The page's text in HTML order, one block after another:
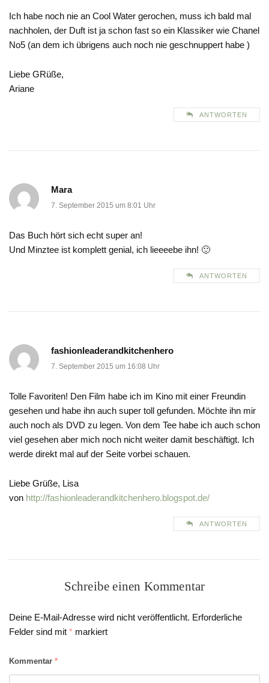
Ich habe noch nie an Cool Water gerochen, muss ich bald mal
nachholen, der Duft ist ja schon fast so ein Klassiker wie Chanel
No5 (an dem ich übrigens auch noch nie geschnuppert habe )
Liebe GRüße,
Ariane
ANTWORTEN
Mara
7. September 2015 um 8:01 Uhr
Das Buch hört sich echt super an!
Und Minztee ist komplett genial, ich lieeeebe ihn! 🙂
ANTWORTEN
fashionleaderandkitchenhero
7. September 2015 um 16:08 Uhr
Tolle Favoriten! Den Film habe ich im Kino mit einer Freundin
gesehen und habe ihn auch super toll gefunden. Möchte ihn mir
auch noch als DVD zu legen. Von dem Tee habe ich auch schon
viel gesehen aber mich noch nicht weiter damit beschäftigt. Ich
werde direkt mal auf der Seite vorbei schauen.
Liebe Grüße, Lisa
von http://fashionleaderandkitchenhero.blogspot.de/
ANTWORTEN
Schreibe einen Kommentar
Deine E-Mail-Adresse wird nicht veröffentlicht. Erforderliche
Felder sind mit * markiert
Kommentar *